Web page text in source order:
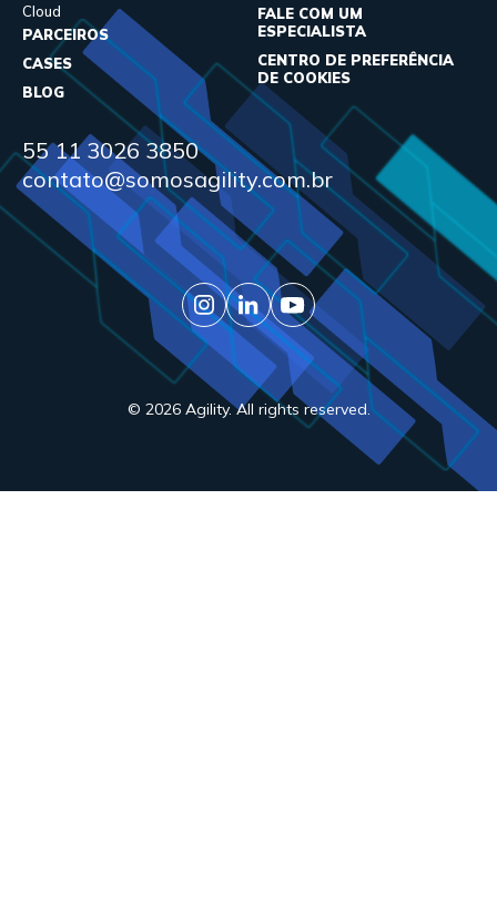
Cloud
PARCEIROS
CASES
BLOG
FALE COM UM
ESPECIALISTA
CENTRO DE PREFERÊNCIA
DE COOKIES
55 11 3026 3850
contato@somosagility.com.br
© 2026 Agility. All rights reserved.